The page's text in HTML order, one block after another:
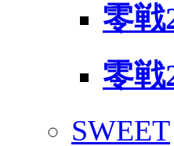
零戦
零戦
SWEET